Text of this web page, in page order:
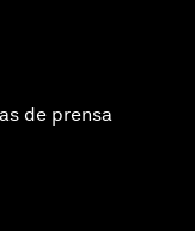
de prensa